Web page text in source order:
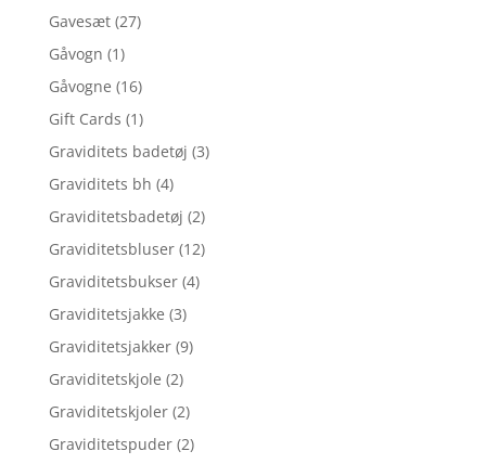
Gavesæt (27)
Gåvogn (1)
Gåvogne (16)
Gift Cards (1)
Graviditets badetøj (3)
Graviditets bh (4)
Graviditetsbadetøj (2)
Graviditetsbluser (12)
Graviditetsbukser (4)
Graviditetsjakke (3)
Graviditetsjakker (9)
Graviditetskjole (2)
Graviditetskjoler (2)
Graviditetspuder (2)